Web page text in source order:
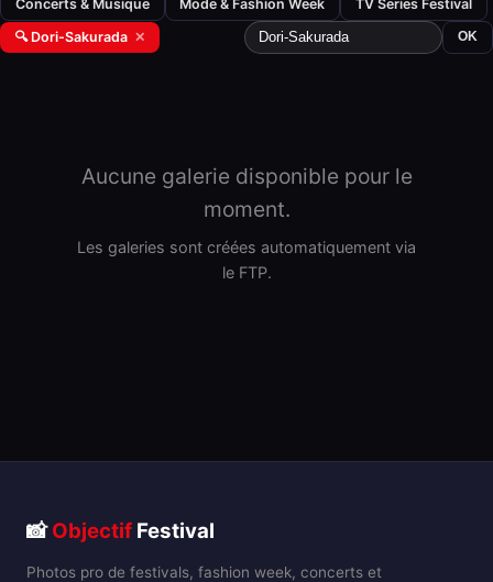
Concerts & Musique Mode & Fashion Week TV Series Festival
🔍 Dori-Sakurada ✕ OK
Aucune galerie disponible pour le
moment.
Les galeries sont créées automatiquement via
le FTP.
📸Objectif Festival
Photos pro de festivals, fashion week, concerts et